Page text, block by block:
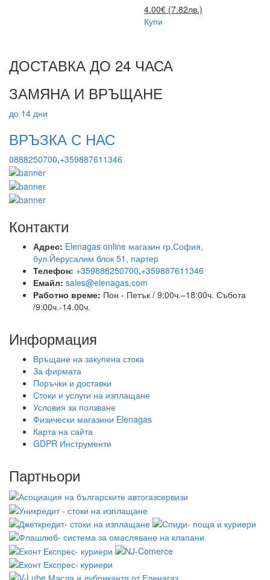
4.00€ (7.82лв.)
Купи
ДОСТАВКА ДО 24 ЧАСА
ЗАМЯНА И ВРЪЩАНЕ
до 14 дни
ВРЪЗКА С НАС
0888250700,+359887611346
Контакти
Адрес: Elenagas online магазин гр.София,
бул.Йерусалим блок 51, партер
Телефон: +359888250700,+359887611346
Емайл: sales@elenagas.com
Работно време: Пон - Петък / 9:00ч.–18:00ч. Събота
/9:00ч.-14.00ч.
Информация
Връщане на закупена стока
За фирмата
Поръчки и доставки
Стоки и услуги на изплащане
Условия за ползване
Физически магазини Elenagas
Карта на сайта
GDPR Инструменти
Партньори